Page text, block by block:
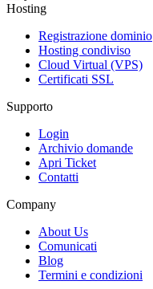
Hosting
Registrazione dominio
Hosting condiviso
Cloud Virtual (VPS)
Certificati SSL
Supporto
Login
Archivio domande
Apri Ticket
Contatti
Company
About Us
Comunicati
Blog
Termini e condizioni